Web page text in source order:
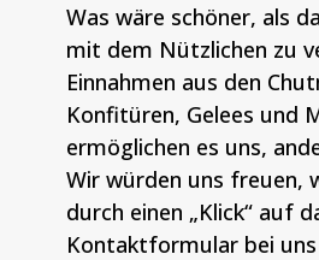
Was wäre schöner, als
mit dem Nützlichen zu
Einnahmen aus den
Konfitüren, Gelees und
ermöglichen es uns,
Wir würden uns freuen,
durch einen „Klick“ auf
Kontaktformular bei